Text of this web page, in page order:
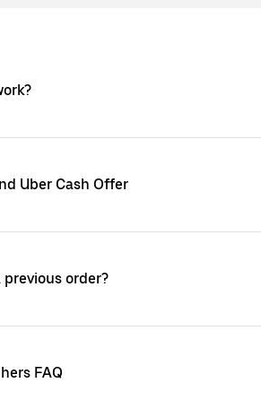
Uber Cash Offer
order?
FAQ